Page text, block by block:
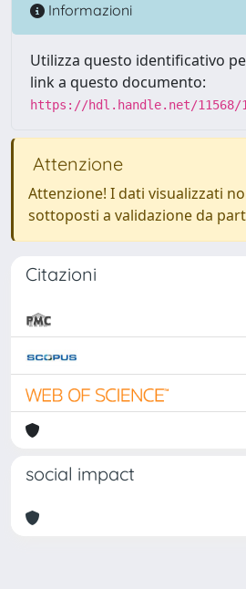
Informazioni
Utilizza questo identificativo
link a questo documento:
https://hdl.handle.net/11568/
Attenzione
Attenzione! I dati visualizzati
sottoposti a validazione da
Citazioni
social impact